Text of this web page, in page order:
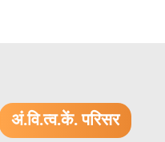
अं.वि.त्व.कें. परिसर